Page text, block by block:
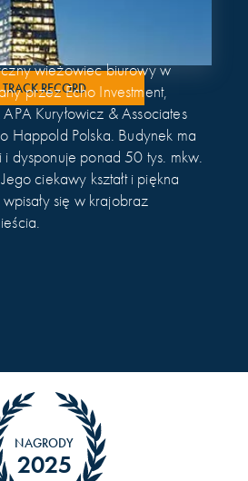
RECORD
wieżowiec biurowy w
przez Echo Investment,
Kuryłowicz & Associates
Happold Polska. Budynek ma
i dysponuje ponad 50 tys. mkw.
ciekawy kształt i piękna
się w krajobraz
NAGRODY
2025